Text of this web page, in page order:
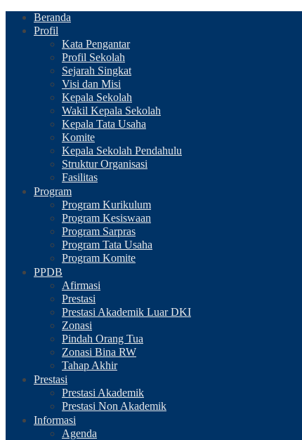
Beranda
Profil
Kata Pengantar
Profil Sekolah
Sejarah Singkat
Visi dan Misi
Kepala Sekolah
Wakil Kepala Sekolah
Kepala Tata Usaha
Komite
Kepala Sekolah Pendahulu
Struktur Organisasi
Fasilitas
Program
Program Kurikulum
Program Kesiswaan
Program Sarpras
Program Tata Usaha
Program Komite
PPDB
Afirmasi
Prestasi
Prestasi Akademik Luar DKI
Zonasi
Pindah Orang Tua
Zonasi Bina RW
Tahap Akhir
Prestasi
Prestasi Akademik
Prestasi Non Akademik
Informasi
Agenda